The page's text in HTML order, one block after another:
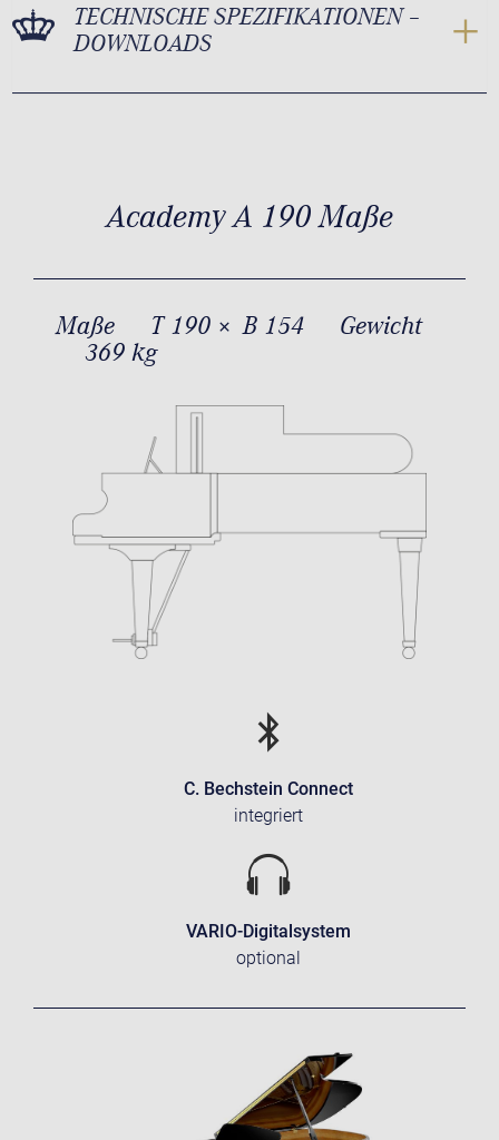
TECHNISCHE SPEZIFIKATIONEN –
DOWNLOADS
Academy A 190 Maße
Maße T 190 × B 154
Gewicht
369 kg
C. Bechstein Connect
integriert
VARIO-Digitalsystem
optional